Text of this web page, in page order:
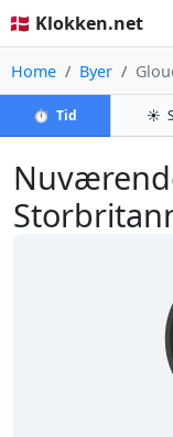
🇩🇰 Klokken.net
Home Byer
⏱️ Tid ☀️